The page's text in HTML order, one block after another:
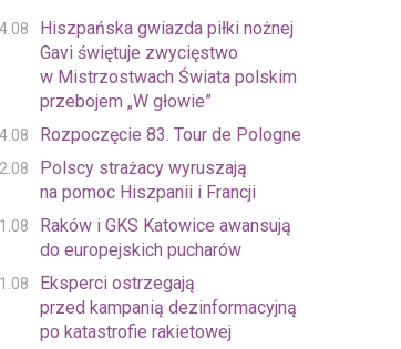
Hiszpańska gwiazda piłki nożnej
Gavi świętuje zwycięstwo
w Mistrzostwach Świata polskim
przebojem „W głowie”
Rozpoczęcie 83. Tour de Pologne
Polscy strażacy wyruszają
na pomoc Hiszpanii i Francji
Raków i GKS Katowice awansują
do europejskich pucharów
Eksperci ostrzegają
przed kampanią dezinformacyjną
po katastrofie rakietowej